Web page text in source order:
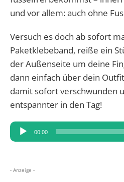
und vor allem: auch ohne
Versuch es doch ab sofort
Paketklebeband, reiße ein
der Außenseite um deine
dann einfach über dein
damit sofort verschwunden
entspannter in den Tag!
Audio-
Player
00:00
- Anzeige -